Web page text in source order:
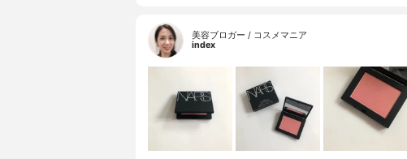
美容ブロガー / コスメマニア
index